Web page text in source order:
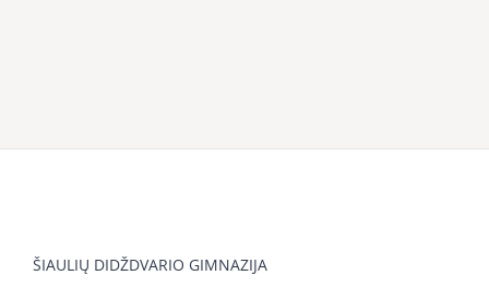
ŠIAULIŲ DIDŽDVARIO GIMNAZIJA